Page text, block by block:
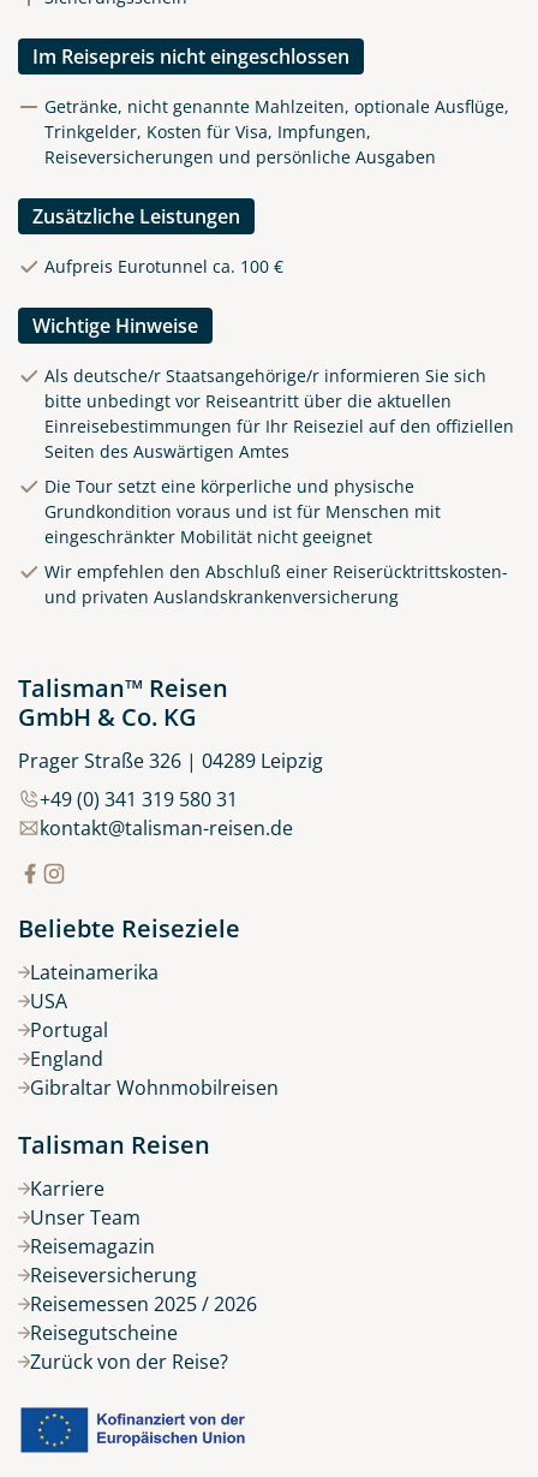
Klippen in Cornwall
© matho - stock.adobe.com
Im Reisepreis nicht eingeschlossen
Getränke, nicht genannte Mahlzeiten, optionale Ausflüge,
Trinkgelder, Kosten für Visa, Impfungen,
Reiseversicherungen und persönliche Ausgaben
Zusätzliche Leistungen
Aufpreis Eurotunnel ca. 100 €
Wichtige Hinweise
Als deutsche/r Staatsangehörige/r informieren Sie sich
bitte unbedingt vor Reiseantritt über die aktuellen
Einreisebestimmungen für Ihr Reiseziel auf den offiziellen
Seiten des Auswärtigen Amtes
Die Tour setzt eine körperliche und physische
Grundkondition voraus und ist für Menschen mit
eingeschränkter Mobilität nicht geeignet
Wir empfehlen den Abschluß einer Reiserücktrittskosten-
und privaten Auslandskrankenversicherung
Talisman™ Reisen
GmbH & Co. KG
Prager Straße 326 | 04289 Leipzig
+49 (0) 341 319 580 31
kontakt@talisman-reisen.de
Beliebte Reiseziele
Lateinamerika
USA
Portugal
England
Gibraltar Wohnmobilreisen
Talisman Reisen
Karriere
Unser Team
Reisemagazin
Reiseversicherung
Reisemessen 2025 / 2026
Reisegutscheine
Zurück von der Reise?